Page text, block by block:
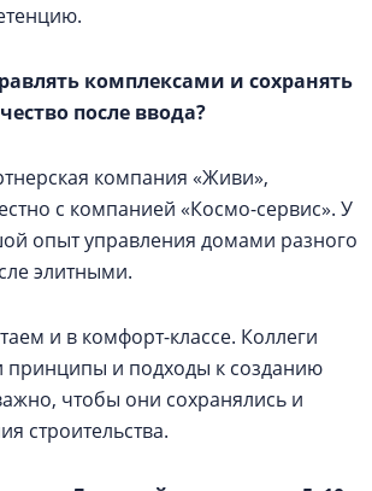
комплексами и сохранять
после ввода?
компания «Живи»,
с компанией «Космо-сервис». У
опыт управления домами разного
элитными.
и в комфорт-классе. Коллеги
принципы и подходы к созданию
чтобы они сохранялись и
строительства.